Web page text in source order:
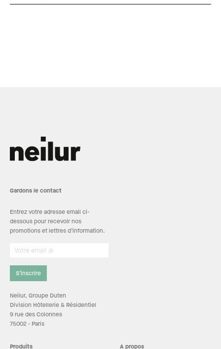
Gardons le contact
Entrez votre adresse email ci-
dessous pour recevoir nos
promotions et lettres d’information.
S’inscrire
Neilur, Groupe Duten
Division Hôtellerie & Résidentiel
9 rue des Colonnes
75002 - Paris
Produits A propos